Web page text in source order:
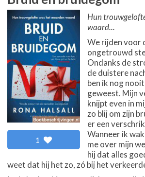
1
Hun
waard...
We rijden voor
ongetrouwd
Ondanks de
de duistere
ben ik nog
geweest. Mijn
knijpt even in
zo blij om zijn
er een
Wanneer ik
me over mijn
hij dat alles
weet dat hij het zo, zó bij het